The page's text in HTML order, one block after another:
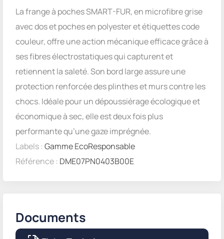
La frange à poches SMART-FUR, en microfibre grise
avec dos et poches en polyester et étiquettes code
couleur, offre une action mécanique efficace grâce à
ses fibres électrostatiques qui capturent et
retiennent la saleté. Son bord large assure une
protection renforcée des plinthes et murs contre les
chocs. Idéale pour un dépoussiérage écologique et
économique à sec, elle est deux fois plus
performante qu’une gaze imprégnée.
Labels : Gamme EcoResponsable
Référence : DME07PN0403B00E
Documents